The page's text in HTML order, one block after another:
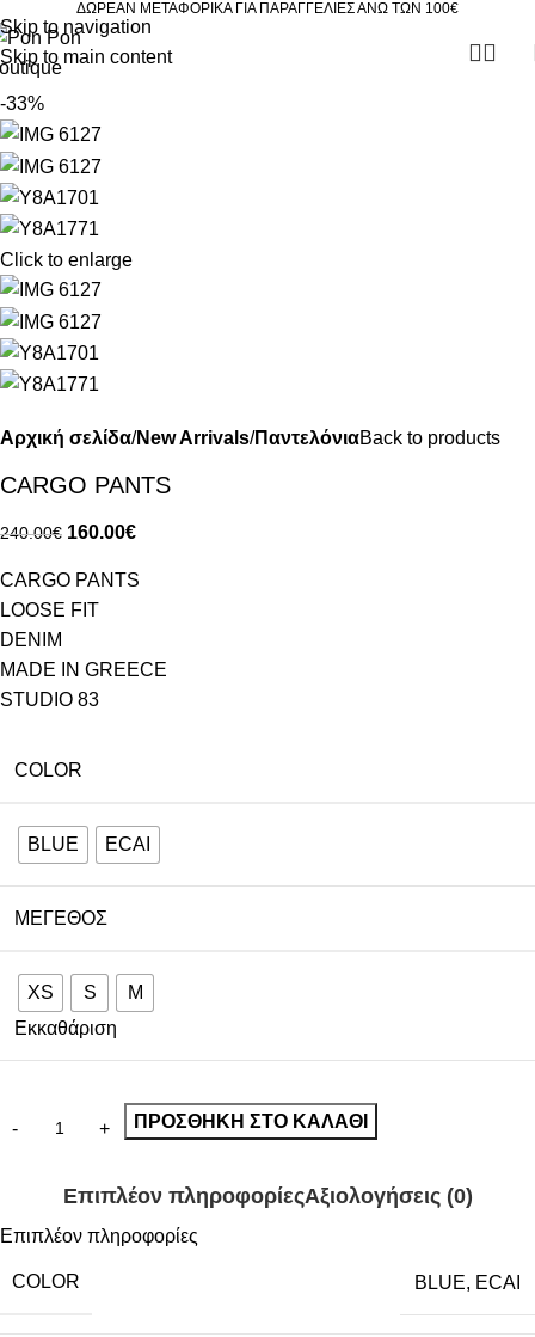
Skip to navigation
Skip to main content
ΔΩΡΕΑΝ ΜΕΤΑΦΟΡΙΚΑ ΓΙΑ ΠΑΡΑΓΓΕΛΙΕΣ ΑΝΩ ΤΩΝ 100€
-33%
Click to enlarge
Αρχική σελίδα New Arrivals ΠαντελόνιαBack to products
CARGO PANTS
240.00€ 160.00€
CARGO PANTS
LOOSE FIT
DENIM
MADE IN GREECE
STUDIO 83
COLOR
BLUE ECAI
ΜΈΓΕΘΟΣ
XS S
M
Εκκαθάριση
ΠΡΟΣΘΉΚΗ ΣΤΟ ΚΑΛΆΘΙ
Επιπλέον πληροφορίεςΑξιολογήσεις (0)
Επιπλέον πληροφορίες
COLOR BLUE, ECAI